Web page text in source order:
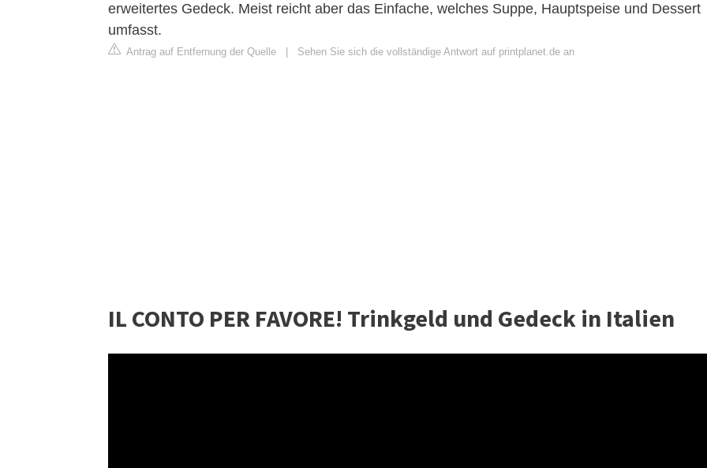
erweitertes Gedeck. Meist reicht aber das Einfache, welches Suppe, Hauptspeise und Dessert
umfasst.
Antrag auf Entfernung der Quelle Sehen Sie sich die vollständige Antwort auf printplanet.de an
IL CONTO PER FAVORE! Trinkgeld und Gedeck in Italien